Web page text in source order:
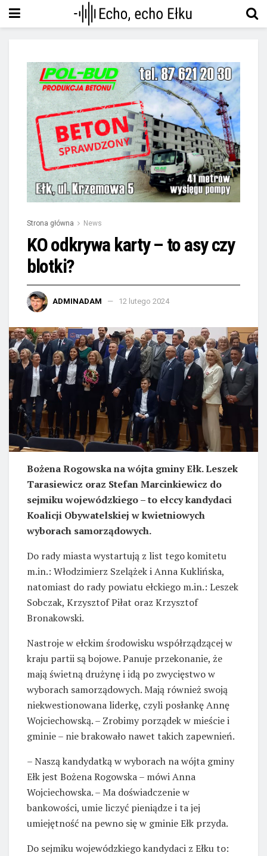
Strona główna News
KO odkrywa karty – to asy czy
blotki?
ADMINADAM 12 lutego 2024
Bożena Rogowska na wójta gminy Ełk. Leszek
Tarasiewicz oraz Stefan Marcinkiewicz do
sejmiku wojewódzkiego – to ełccy kandydaci
Koalicji Obywatelskiej w kwietniowych
wyborach samorządowych.
Do rady miasta wystartują z list tego komitetu
m.in.: Włodzimierz Szelążek i Anna Kuklińska,
natomiast do rady powiatu ełckiego m.in.: Leszek
Sobczak, Krzysztof Piłat oraz Krzysztof
Bronakowski.
Nastroje w ełckim środowisku współrządzącej w
kraju partii są bojowe. Panuje przekonanie, że
mają świetną drużynę i idą po zwycięstwo w
wyborach samorządowych. Mają również swoją
niekwestionowana liderkę, czyli posłankę Annę
Wojciechowską. – Zrobimy porządek w mieście i
gminie – nie brakowało nawet takich zapewnień.
– Naszą kandydatką w wyborach na wójta gminy
Ełk jest Bożena Rogowska – mówi Anna
Wojciechowska. – Ma doświadczenie w
bankowości, umie liczyć pieniądze i ta jej
umiejętność na pewno się w gminie Ełk przyda.
Do sejmiku wojewódzkiego kandydaci z Ełku to: